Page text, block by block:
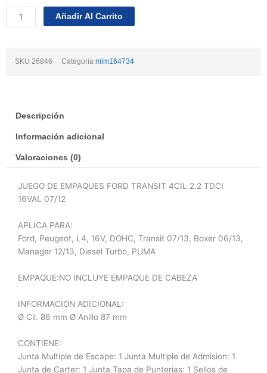
4cil
2.2
cantidad
Añadir Al Carrito
SKU 26846 Categoría mlm164734
Descripción
Información adicional
Valoraciones (0)
JUEGO DE EMPAQUES FORD TRANSIT 4CIL 2.2 TDCI
16VAL 07/12
APLICA PARA:
Ford, Peugeot, L4, 16V, DOHC, Transit 07/13, Boxer 06/13,
Manager 12/13, Diesel Turbo, PUMA
EMPAQUE:NO INCLUYE EMPAQUE DE CABEZA
INFORMACION ADICIONAL:
Ø Cil. 86 mm Ø Anillo 87 mm
CONTIENE:
Junta Multiple de Escape: 1 Junta Multiple de Admision: 1
Junta de Carter: 1 Junta Tapa de Punterias: 1 Sellos de